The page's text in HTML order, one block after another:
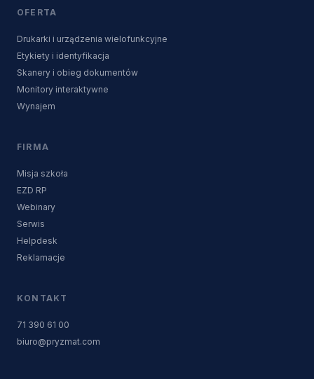
OFERTA
Drukarki i urządzenia wielofunkcyjne
Etykiety i identyfikacja
Skanery i obieg dokumentów
Monitory interaktywne
Wynajem
FIRMA
Misja szkoła
EZD RP
Webinary
Serwis
Helpdesk
Reklamacje
KONTAKT
71 390 61 00
biuro@pryzmat.com